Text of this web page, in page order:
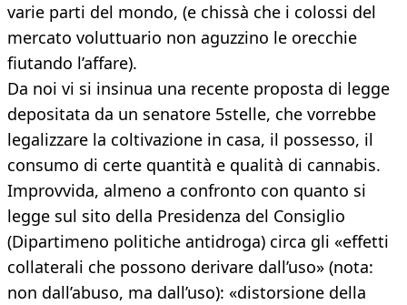
varie parti del mondo, (e chissà che i colossi del
mercato voluttuario non aguzzino le orecchie
fiutando l’affare).
Da noi vi si insinua una recente proposta di legge
depositata da un senatore 5stelle, che vorrebbe
legalizzare la coltivazione in casa, il possesso, il
consumo di certe quantità e qualità di cannabis.
Improvvida, almeno a confronto con quanto si
legge sul sito della Presidenza del Consiglio
(Dipartimeno politiche antidroga) circa gli «effetti
collaterali che possono derivare dall’uso» (nota:
non dall’abuso, ma dall’uso): «distorsione della